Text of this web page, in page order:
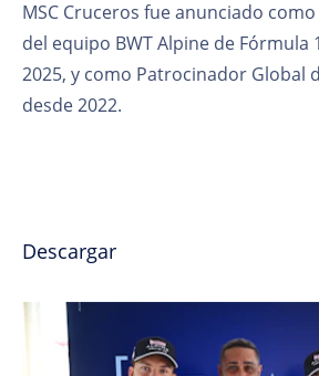
MSC Cruceros fue anunciado
del equipo BWT Alpine de Fórmula
2025, y como Patrocinador Global
desde 2022.
Descargar